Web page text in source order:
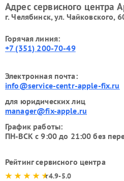
Адрес сервисного центра
г. Челябинск, ул. Чайковского,
Горячая линия:
+7 (351) 200-70-49
Электронная почта:
info@service-centr-apple-fix.ru
для юридических лиц
manager@fix-apple.ru
График работы:
ПН-ВСК с 9:00 до 21:00 без
Рейтинг сервисного центра
4.9-5.0